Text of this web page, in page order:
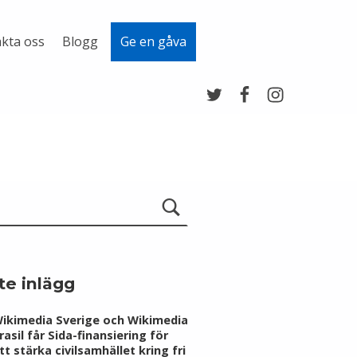
oss Blogg Ge en gåva
inlägg
Sverige och Wikimedia
får Sida-finansiering för
stärka civilsamhället kring fri